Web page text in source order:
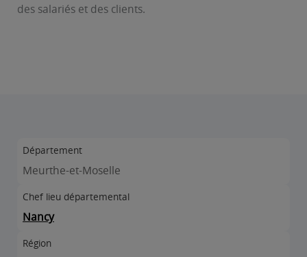
des salariés et des clients.
Département
Meurthe-et-Moselle
Chef lieu départemental
Nancy
Région